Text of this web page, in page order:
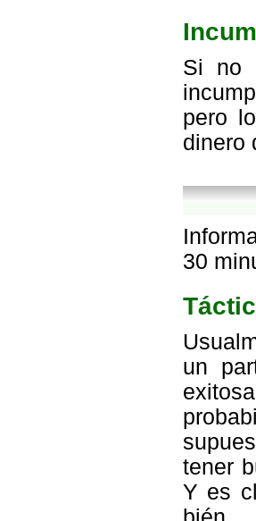
Si no
pero
dinero
30
un
tener
Y es